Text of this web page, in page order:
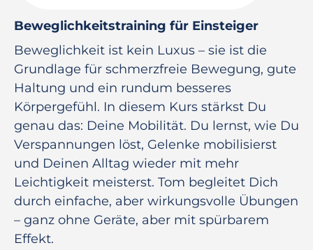
Beweglichkeitstraining für Einsteiger
Beweglichkeit ist kein Luxus – sie ist die
Grundlage für schmerzfreie Bewegung, gute
Haltung und ein rundum besseres
Körpergefühl. In diesem Kurs stärkst Du
genau das: Deine Mobilität. Du lernst, wie Du
Verspannungen löst, Gelenke mobilisierst
und Deinen Alltag wieder mit mehr
Leichtigkeit meisterst. Tom begleitet Dich
durch einfache, aber wirkungsvolle Übungen
– ganz ohne Geräte, aber mit spürbarem
Effekt.